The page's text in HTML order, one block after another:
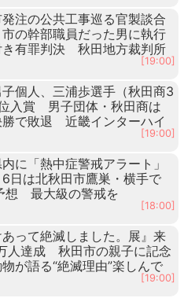
注の公共工事巡る官製談合
の幹部職員だった男に執行
き有罪判決 秋田地方裁判所
[19:00]
個人、三浦歩選手（秋田商3
入賞 男子団体・秋田商は
勝で敗退 近畿インターハイ
[19:00]
に「熱中症警戒アラート」
は北秋田市鷹巣・横手で
想 最大級の警戒を
[18:00]
あって絶滅しました。展』来
人達成 秋田市の親子に記念
が語る“絶滅理由”楽しんで
[19:00]